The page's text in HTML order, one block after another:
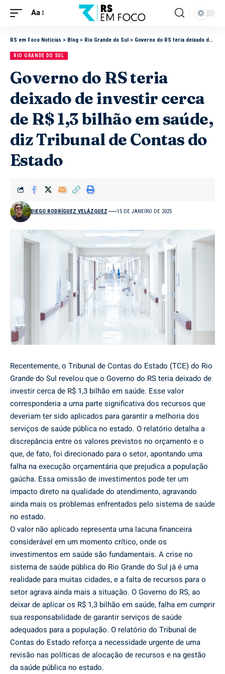
Aa
RS em Foco Notícias > Blog > Rio Grande do Sul > Governo do RS teria deixado de investir cerca de R$ 1,3 bilhão em saúde, diz Tribunal de Contas do Estado
RIO GRANDE DO SUL
Governo do RS teria
deixado de investir cerca
de R$ 1,3 bilhão em saúde,
diz Tribunal de Contas do
Estado
DIEGO RODRÍGUEZ VELÁZQUEZ 15 DE JANEIRO DE 2025
Recentemente, o Tribunal de Contas do Estado (TCE) do Rio
Grande do Sul revelou que o Governo do RS teria deixado de
investir cerca de R$ 1,3 bilhão em saúde. Esse valor
corresponderia a uma parte significativa dos recursos que
deveriam ter sido aplicados para garantir a melhoria dos
serviços de saúde pública no estado. O relatório detalha a
discrepância entre os valores previstos no orçamento e o
que, de fato, foi direcionado para o setor, apontando uma
falha na execução orçamentária que prejudica a população
gaúcha. Essa omissão de investimentos pode ter um
impacto direto na qualidade do atendimento, agravando
ainda mais os problemas enfrentados pelo sistema de saúde
no estado.
O valor não aplicado representa uma lacuna financeira
considerável em um momento crítico, onde os
investimentos em saúde são fundamentais. A crise no
sistema de saúde pública do Rio Grande do Sul já é uma
realidade para muitas cidades, e a falta de recursos para o
setor agrava ainda mais a situação. O Governo do RS, ao
deixar de aplicar os R$ 1,3 bilhão em saúde, falha em cumprir
sua responsabilidade de garantir serviços de saúde
adequados para a população. O relatório do Tribunal de
Contas do Estado reforça a necessidade urgente de uma
revisão nas políticas de alocação de recursos e na gestão
da saúde pública no estado.